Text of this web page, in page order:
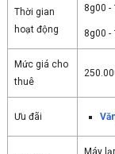
Thời gian
hoạt động
8g00 -
8g00 -
Mức giá cho
thuê
Ưu đãi
Máy